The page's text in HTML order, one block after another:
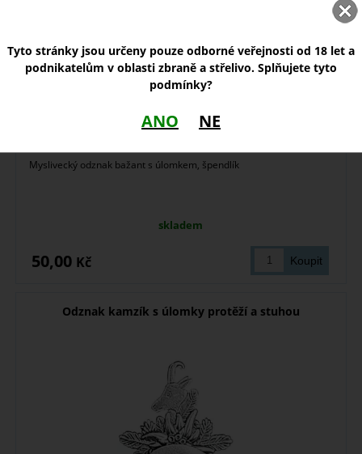
Myslivecký odznak bažant s úlomkem, špendlík
skladem
50,00 Kč
Odznak kamzík s úlomky protěží a stuhou
Tyto stránky jsou určeny pouze odborné veřejnosti od 18 let a
podnikatelům v oblasti zbraně a střelivo. Splňujete tyto
podmínky?
ANO NE